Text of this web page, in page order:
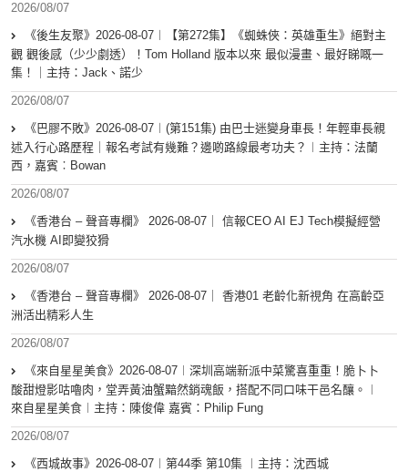
2026/08/07
《後生友聚》2026-08-07︱【第272集】《蜘蛛俠：英雄重生》絕對主
觀 觀後感（少少劇透）！Tom Holland 版本以來 最似漫畫、最好睇嘅一
集！｜主持：Jack、諾少
2026/08/07
《巴膠不敗》2026-08-07︱(第151集) 由巴士迷變身車長！年輕車長親
述入行心路歷程｜報名考試有幾難？邊啲路線最考功夫？︱主持：法蘭
西，嘉賓︰Bowan
2026/08/07
《香港台 – 聲音專欄》 2026-08-07｜ 信報CEO AI EJ Tech模擬經營
汽水機 AI即變狡猾
2026/08/07
《香港台 – 聲音專欄》 2026-08-07｜ 香港01 老齡化新視角 在高齡亞
洲活出精彩人生
2026/08/07
《來自星星美食》2026-08-07︱深圳高端新派中菜驚喜重重！脆卜卜
酸甜燈影咕嚕肉，堂弄黃油蟹黯然銷魂飯，搭配不同口味干邑名釀。︱
來自星星美食︱主持：陳俊偉 嘉賓：Philip Fung
2026/08/07
《西城故事》2026-08-07︱第44季 第10集 ︱主持：沈西城